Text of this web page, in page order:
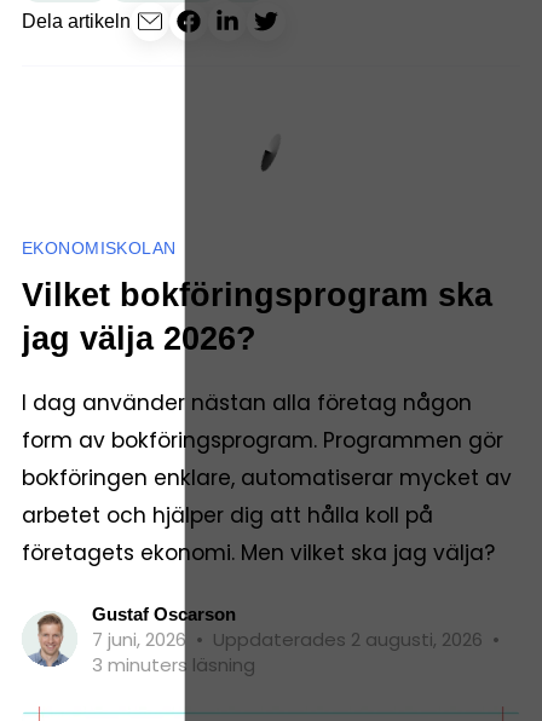
Dela artikeln
EKONOMISKOLAN
Vilket bokföringsprogram ska
jag välja 2026?
I dag använder nästan alla företag någon
form av bokföringsprogram. Programmen gör
bokföringen enklare, automatiserar mycket av
arbetet och hjälper dig att hålla koll på
företagets ekonomi. Men vilket ska jag välja?
Gustaf Oscarson
7 juni, 2026 • Uppdaterades 2 augusti, 2026 •
3 minuters läsning